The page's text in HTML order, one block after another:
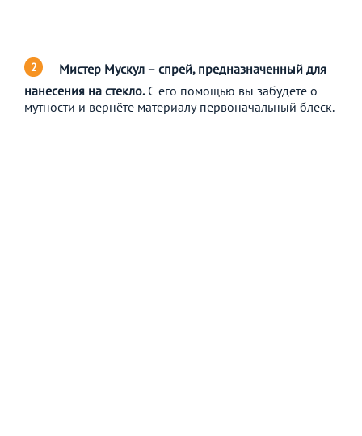
Мистер Мускул – спрей, предназначенный для
нанесения на стекло.С его помощью вы забудете о
мутности и вернёте материалу первоначальный блеск.